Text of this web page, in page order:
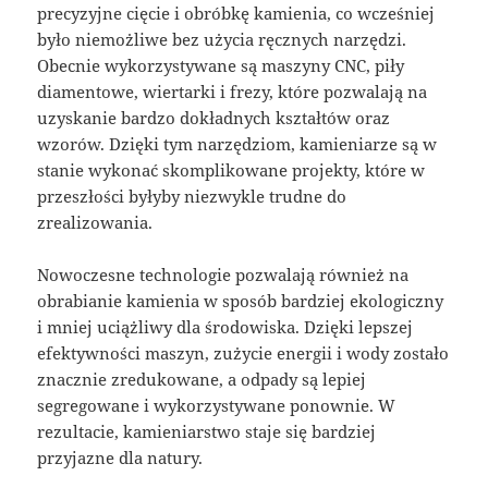
precyzyjne cięcie i obróbkę kamienia, co wcześniej
było niemożliwe bez użycia ręcznych narzędzi.
Obecnie wykorzystywane są maszyny CNC, piły
diamentowe, wiertarki i frezy, które pozwalają na
uzyskanie bardzo dokładnych kształtów oraz
wzorów. Dzięki tym narzędziom, kamieniarze są w
stanie wykonać skomplikowane projekty, które w
przeszłości byłyby niezwykle trudne do
zrealizowania.
Nowoczesne technologie pozwalają również na
obrabianie kamienia w sposób bardziej ekologiczny
i mniej uciążliwy dla środowiska. Dzięki lepszej
efektywności maszyn, zużycie energii i wody zostało
znacznie zredukowane, a odpady są lepiej
segregowane i wykorzystywane ponownie. W
rezultacie, kamieniarstwo staje się bardziej
przyjazne dla natury.